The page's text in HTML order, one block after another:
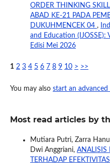
ORDER THINKING
ABAD KE-21 PADA
DUKUHMENCEK 04 ,
and Education (IJOSSE):
Edisi Mei 2026
1 2 3 4 5 6 7 8 9 10 > >>
You may also start an advanced
Most read articles by
Mutiara Putri, Zarra
Dwi Anggriani, ANALISIS
TERHADAP